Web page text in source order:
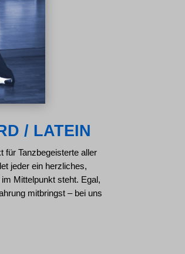
/ LATEIN
für Tanzbegeisterte aller
jeder ein herzliches,
Mittelpunkt steht. Egal,
mitbringst – bei uns